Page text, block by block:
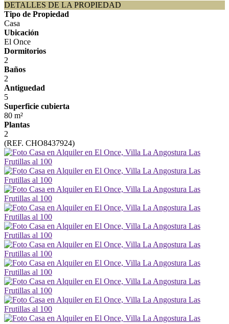
DETALLES DE LA PROPIEDAD
Tipo de Propiedad
Casa
Ubicación
El Once
Dormitorios
2
Baños
2
Antiguedad
5
Superficie cubierta
80 m²
Plantas
2
(REF. CHO8437924)